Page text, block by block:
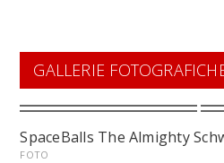
GALLERIE
SpaceBalls The Almighty
FOTO